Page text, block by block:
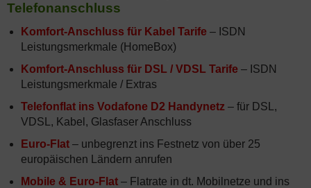
Telefonanschluss
Komfort-Anschluss für Kabel Tarife – ISDN
Leistungsmerkmale (HomeBox)
Komfort-Anschluss für DSL / VDSL Tarife – ISDN
Leistungsmerkmale / Extras
Telefonflat ins Vodafone D2 Handynetz – für DSL,
VDSL, Kabel, Glasfaser Anschluss
Euro-Flat – unbegrenzt ins Festnetz von über 25
europäischen Ländern anrufen
Mobile & Euro-Flat – Flatrate in dt. Mobilnetze und ins